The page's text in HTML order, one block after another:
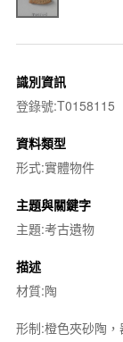
識別資訊
登錄號:T0158115
資料類型
形式:實體物件
主題與關鍵字
主題:考古遺物
描述
材質:陶
形制:橙色夾砂陶，